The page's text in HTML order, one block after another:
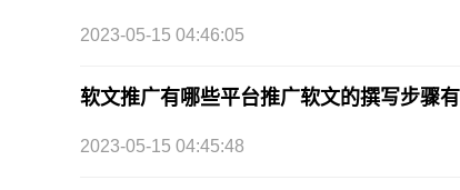
2023-05-15 04:46:05
软文推广有哪些平台推广软文的撰写步骤
2023-05-15 04:45:48